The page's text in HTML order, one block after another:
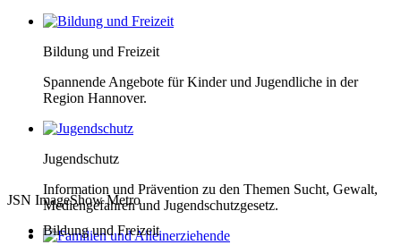
Bildung und Freizeit
Spannende Angebote für Kinder und Jugendliche in der
Region Hannover.
Jugendschutz
Information und Prävention zu den Themen Sucht, Gewalt,
Mediengefahren und Jugendschutzgesetz.
JSN ImageShow Metro
Bildung und Freizeit